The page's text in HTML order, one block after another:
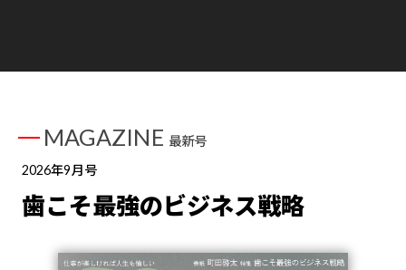
MAGAZINE 最新号
2026年9月号
歯こそ最強のビジネス戦略